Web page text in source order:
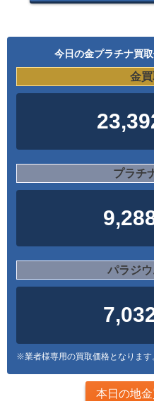
今日の金プラチナ買
金
プラチ
パラジ
※業者様専用の買取価格となります
本日の地